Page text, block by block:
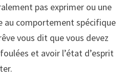
pas exprimer ou une
au comportement spécifique
vous dit que vous devez
et avoir l’état d’esprit